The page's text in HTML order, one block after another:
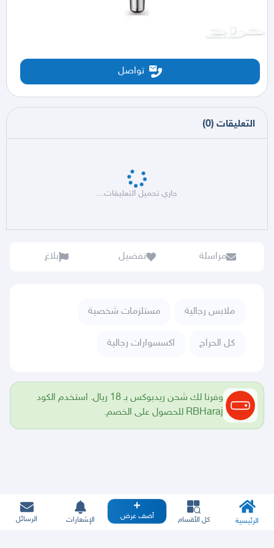
تواصل
التعليقات (
0
)
جاري تحميل التعليقات...
مراسلة تفضيل بلاغ
ملابس رجالية مستلزمات شخصية
كل الحراج اكسسوارات رجالية
وفرنا لك شحن ريدبوكس بـ 18 ريال. استخدم الكود
RBHaraj للحصول على الخصم.
الرئيسية كل الأقسام أضف عرض الإشعارات الرسائل